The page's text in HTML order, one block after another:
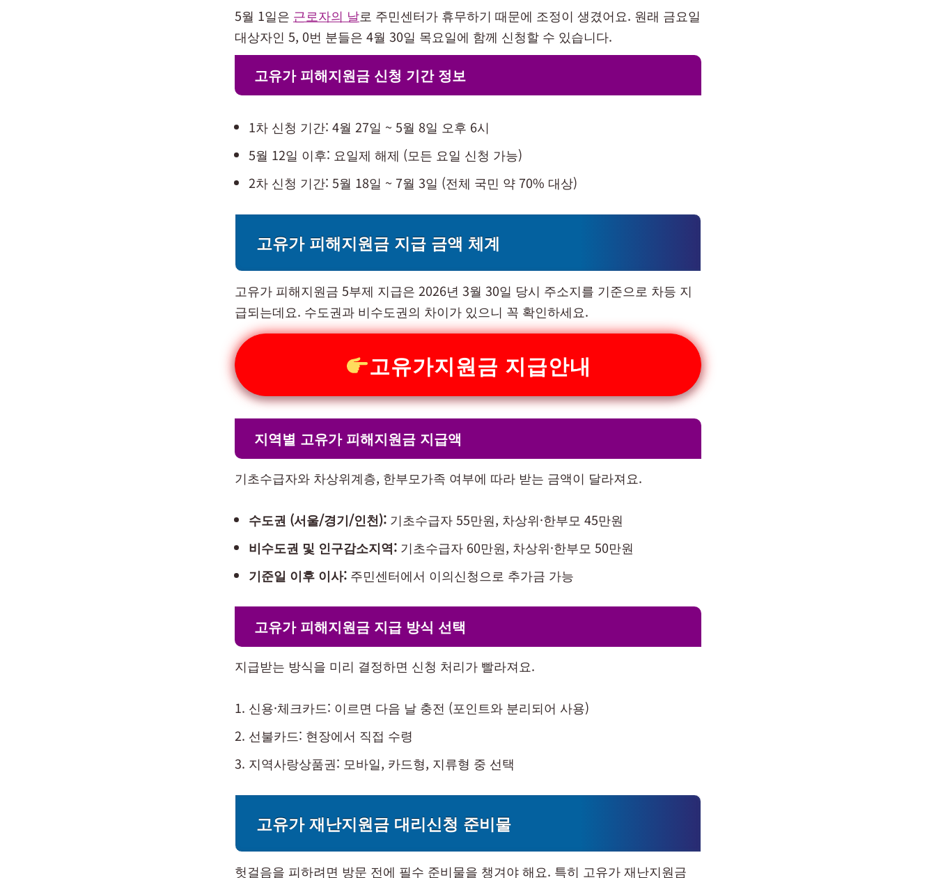
5월 1일은 근로자의 날로 주민센터가 휴무하기 때문에 조정이 생겼어요. 원래 금요일
대상자인 5, 0번 분들은 4월 30일 목요일에 함께 신청할 수 있습니다.
고유가 피해지원금 신청 기간 정보
1차 신청 기간: 4월 27일 ~ 5월 8일 오후 6시
5월 12일 이후: 요일제 해제 (모든 요일 신청 가능)
2차 신청 기간: 5월 18일 ~ 7월 3일 (전체 국민 약 70% 대상)
고유가 피해지원금 지급 금액 체계
고유가 피해지원금 5부제 지급은 2026년 3월 30일 당시 주소지를 기준으로 차등 지
급되는데요. 수도권과 비수도권의 차이가 있으니 꼭 확인하세요.
고유가지원금 지급안내
지역별 고유가 피해지원금 지급액
기초수급자와 차상위계층, 한부모가족 여부에 따라 받는 금액이 달라져요.
수도권 (서울/경기/인천): 기초수급자 55만원, 차상위·한부모 45만원
비수도권 및 인구감소지역: 기초수급자 60만원, 차상위·한부모 50만원
기준일 이후 이사: 주민센터에서 이의신청으로 추가금 가능
고유가 피해지원금 지급 방식 선택
지급받는 방식을 미리 결정하면 신청 처리가 빨라져요.
신용·체크카드: 이르면 다음 날 충전 (포인트와 분리되어 사용)
선불카드: 현장에서 직접 수령
지역사랑상품권: 모바일, 카드형, 지류형 중 선택
고유가 재난지원금 대리신청 준비물
헛걸음을 피하려면 방문 전에 필수 준비물을 챙겨야 해요. 특히 고유가 재난지원금